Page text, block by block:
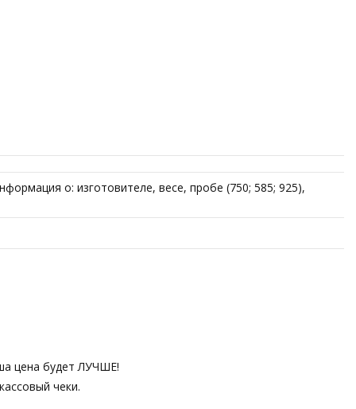
о: изготовителе, весе, пробе (750; 585; 925),
цена будет ЛУЧШЕ!
чеки.